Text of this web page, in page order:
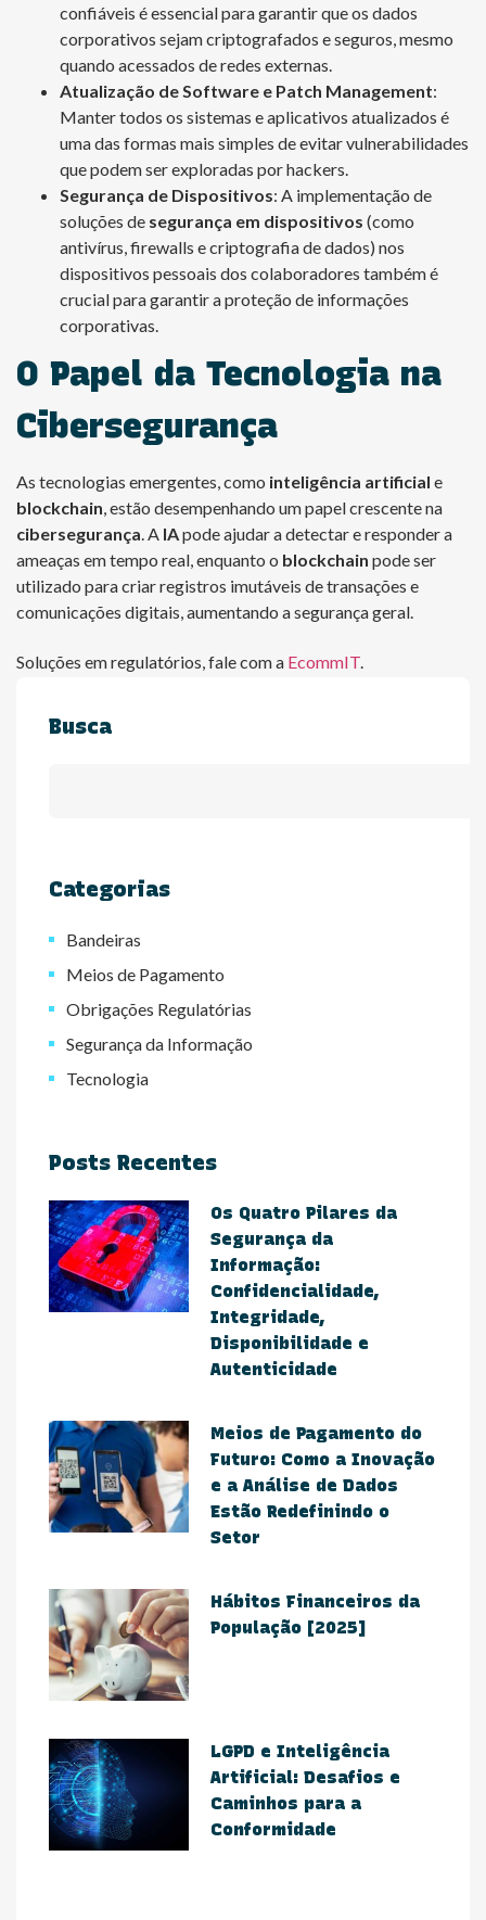
confiáveis é essencial para garantir que os dados
corporativos sejam criptografados e seguros, mesmo
quando acessados de redes externas.
Atualização de Software e Patch Management:
Manter todos os sistemas e aplicativos atualizados é
uma das formas mais simples de evitar vulnerabilidades
que podem ser exploradas por hackers.
Segurança de Dispositivos: A implementação de
soluções de segurança em dispositivos (como
antivírus, firewalls e criptografia de dados) nos
dispositivos pessoais dos colaboradores também é
crucial para garantir a proteção de informações
corporativas.
O Papel da Tecnologia na
Cibersegurança
As tecnologias emergentes, como inteligência artificial e
blockchain, estão desempenhando um papel crescente na
cibersegurança. A IApode ajudar a detectar e responder a
ameaças em tempo real, enquanto o blockchain pode ser
utilizado para criar registros imutáveis de transações e
comunicações digitais, aumentando a segurança geral.
Soluções em regulatórios, fale com a EcommIT.
Busca
Categorias
Bandeiras
Meios de Pagamento
Obrigações Regulatórias
Segurança da Informação
Tecnologia
Posts Recentes
Os Quatro Pilares da
Segurança da
Informação:
Confidencialidade,
Integridade,
Disponibilidade e
Autenticidade
Meios de Pagamento do
Futuro: Como a Inovação
e a Análise de Dados
Estão Redefinindo o
Setor​
Hábitos Financeiros da
População [2025]
​LGPD e Inteligência
Artificial: Desafios e
Caminhos para a
Conformidade​